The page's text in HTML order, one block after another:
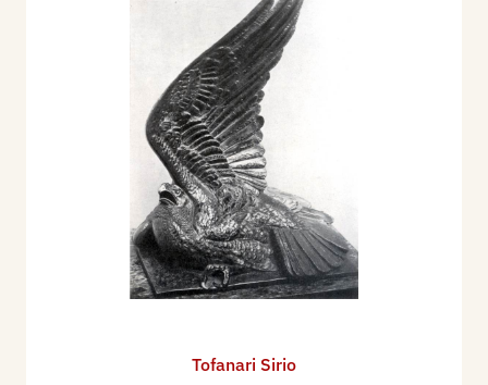
1932 - Galileo Chini – Sirio Tofanari, cat. mostra
(Galleria Vitelli, Genova e Casa d’arte, La Spezia,
1932 - XVIII Esposizione Internazionale d'Arte
della Città di Venezia, catalogo mostra, p. 152.
1934 - XIX Esposizione Biennale Internazionale
d'Arte di Venezia, catalogo mostra, p. 146.
1935 - Galleria Cimento, le mostre personali dei
pittori Galileo Chini, Lodovico Zambelletti, e dello
scultore Sirio Tofanari, Napoli, Cimento, anno
seconda di copertina.Tofanari Sirio